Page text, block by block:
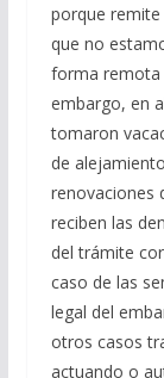
porque
que no
forma remota
embargo, en
tomaron
de
renovaciones
reciben las
del trámite
caso de las
legal del
otros casos
actuando o